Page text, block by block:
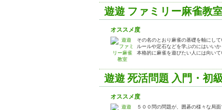
遊遊 ファミリー麻雀教
オススメ度
その名のとおり麻雀の基礎を軸にし
ルールや定石などを学ぶのにはいい
本格的に麻雀を遊びたい人には向い
遊遊 死活問題 入門・初
オススメ度
５００問の問題が、囲碁の様々な局